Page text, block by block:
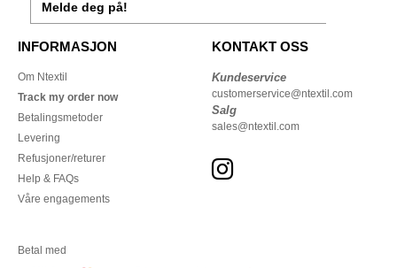
Melde deg på!
INFORMASJON
Om Ntextil
Track my order now
Betalingsmetoder
Levering
Refusjoner/returer
Help & FAQs
Våre engagements
KONTAKT OSS
Kundeservice
customerservice@ntextil.com
Salg
sales@ntextil.com
Betal med